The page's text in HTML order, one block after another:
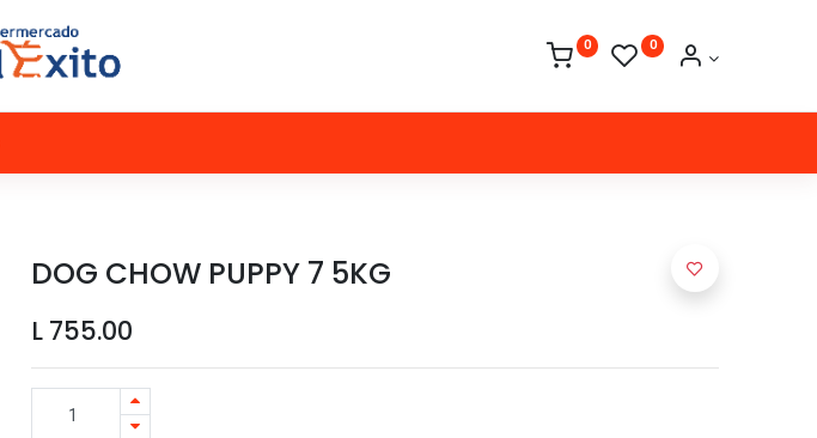
0 0
DOG CHOW PUPPY 7 5KG
L 755.00